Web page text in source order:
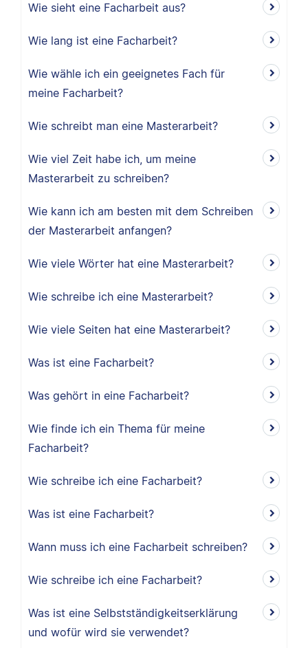
Wie sieht eine Facharbeit aus?
Wie lang ist eine Facharbeit?
Wie wähle ich ein geeignetes Fach für
meine Facharbeit?
Wie schreibt man eine Masterarbeit?
Wie viel Zeit habe ich, um meine
Masterarbeit zu schreiben?
Wie kann ich am besten mit dem Schreiben
der Masterarbeit anfangen?
Wie viele Wörter hat eine Masterarbeit?
Wie schreibe ich eine Masterarbeit?
Wie viele Seiten hat eine Masterarbeit?
Was ist eine Facharbeit?
Was gehört in eine Facharbeit?
Wie finde ich ein Thema für meine
Facharbeit?
Wie schreibe ich eine Facharbeit?
Was ist eine Facharbeit?
Wann muss ich eine Facharbeit schreiben?
Wie schreibe ich eine Facharbeit?
Was ist eine Selbstständigkeitserklärung
und wofür wird sie verwendet?